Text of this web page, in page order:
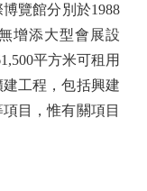
覽館分別於1988
增添大型會展設
平方米可租用
工程，包括興建
目，惟有關項目